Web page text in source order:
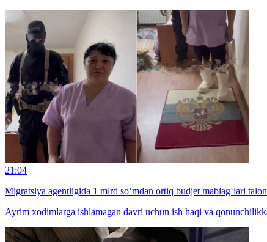
21:04
Migratsiya agentligida 1 mlrd so‘mdan ortiq budjet mablag‘lari
Ayrim xodimlarga ishlamagan davri uchun ish haqi va